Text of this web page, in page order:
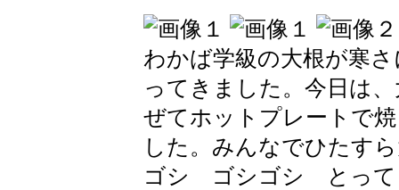
わかば学級の大根が寒
ってきました。今日は
ぜてホットプレートで
した。みんなでひたす
ゴシ ゴシゴシ とって